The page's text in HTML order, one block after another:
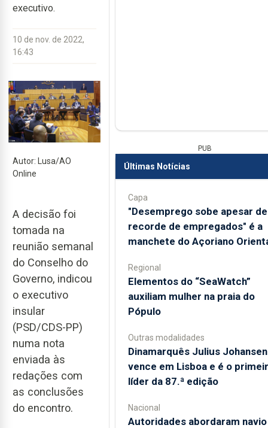
executivo.
10 de nov. de 2022,
16:43
Autor: Lusa/AO
Online
A decisão foi
tomada na
reunião semanal
do Conselho do
Governo, indicou
o executivo
insular
(PSD/CDS-PP)
numa nota
enviada às
redações com
as conclusões
do encontro.
PUB
Últimas Notícias
Capa
"Desemprego sobe apesar de
recorde de empregados" é a
manchete do Açoriano
Regional
​Elementos do “SeaWatch”
auxiliam mulher na praia do
Pópulo
Outras modalidades
Dinamarquês Julius Johansen
vence em Lisboa e é o
líder da 87.ª edição
Nacional
Autoridades abordaram navio